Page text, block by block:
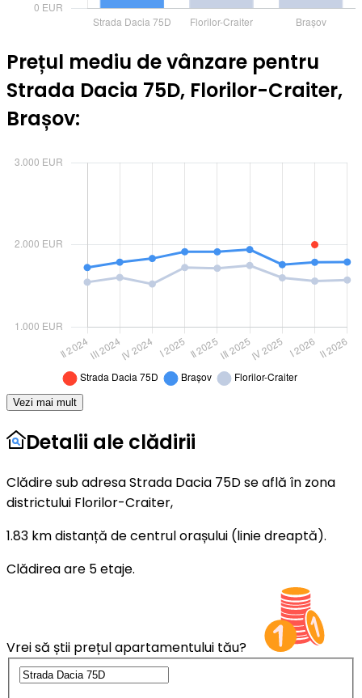
Prețul mediu de vânzare pentru
Strada Dacia 75D, Florilor-Craiter,
Brașov:
Vezi mai mult
Detalii ale clădirii
Clădire sub adresa Strada Dacia 75D se află în zona
districtului Florilor-Craiter,
1.83 km distanță de centrul orașului (linie dreaptă).
Clădirea are 5 etaje.
Vrei să știi prețul apartamentului tău?